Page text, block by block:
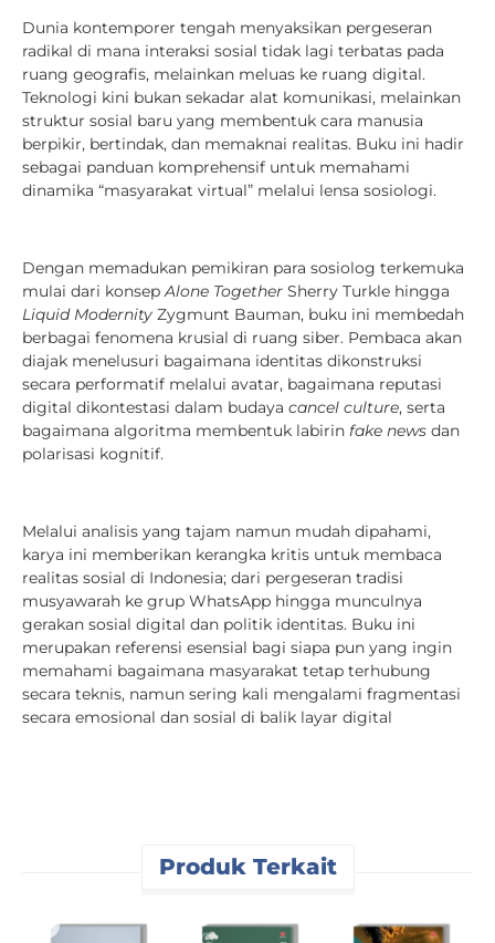
Dunia kontemporer tengah menyaksikan pergeseran
radikal di mana interaksi sosial tidak lagi terbatas pada
ruang geografis, melainkan meluas ke ruang digital.
Teknologi kini bukan sekadar alat komunikasi, melainkan
struktur sosial baru yang membentuk cara manusia
berpikir, bertindak, dan memaknai realitas. Buku ini hadir
sebagai panduan komprehensif untuk memahami
dinamika “masyarakat virtual” melalui lensa sosiologi.
Dengan memadukan pemikiran para sosiolog terkemuka
mulai dari konsepAlone Together Sherry Turkle hingga
Liquid Modernity Zygmunt Bauman, buku ini membedah
berbagai fenomena krusial di ruang siber. Pembaca akan
diajak menelusuri bagaimana identitas dikonstruksi
secara performatif melalui avatar, bagaimana reputasi
digital dikontestasi dalam budaya cancel culture, serta
bagaimana algoritma membentuk labirin fake news dan
polarisasi kognitif.
Melalui analisis yang tajam namun mudah dipahami,
karya ini memberikan kerangka kritis untuk membaca
realitas sosial di Indonesia; dari pergeseran tradisi
musyawarah ke grup WhatsApp hingga munculnya
gerakan sosial digital dan politik identitas. Buku ini
merupakan referensi esensial bagi siapa pun yang ingin
memahami bagaimana masyarakat tetap terhubung
secara teknis, namun sering kali mengalami fragmentasi
secara emosional dan sosial di balik layar digital
Produk Terkait